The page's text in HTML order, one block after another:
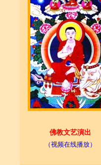
佛教文艺演出
（视频在线播放）